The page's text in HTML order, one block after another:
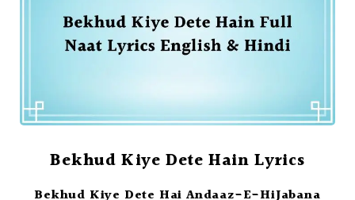
Bekhud Kiye Dete Hain Lyrics
Bekhud Kiye Dete Hai Andaaz-E-HiJabana